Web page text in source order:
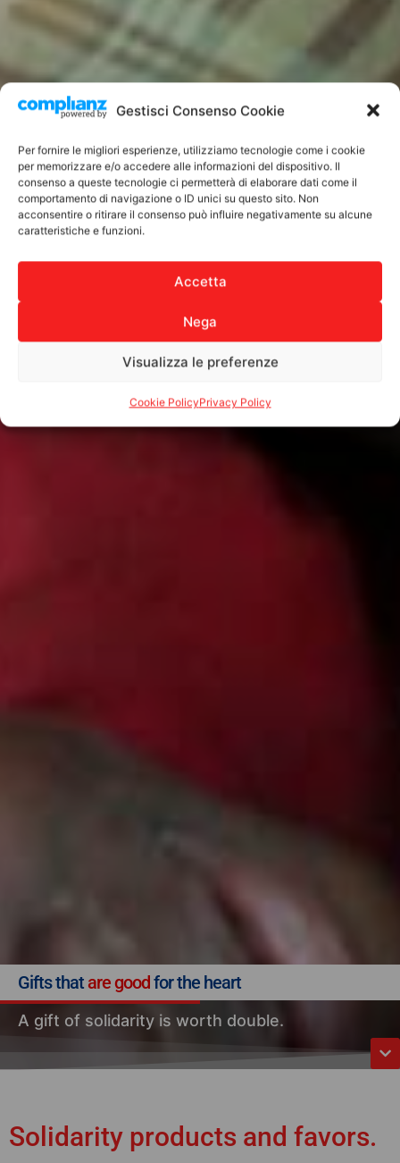
Gestisci Consenso Cookie
Per fornire le migliori esperienze, utilizziamo tecnologie come i cookie
per memorizzare e/o accedere alle informazioni del dispositivo. Il
consenso a queste tecnologie ci permetterà di elaborare dati come il
comportamento di navigazione o ID unici su questo sito. Non
acconsentire o ritirare il consenso può influire negativamente su alcune
caratteristiche e funzioni.
Accetta
Nega
Visualizza le preferenze
Cookie PolicyPrivacy Policy
Gifts that are goodfor the heart
A gift of solidarity is worth double.
Solidarity products and favors.